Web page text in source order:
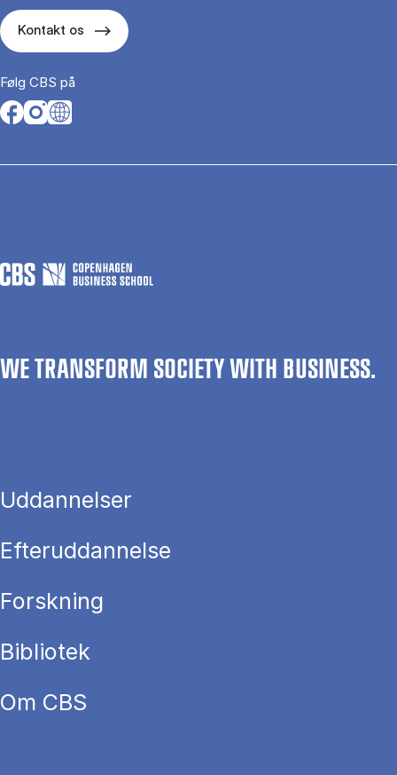
Kontakt os
Følg CBS på
Opens in a new tab
Opens in a new tab
Opens in a new tab
WE TRANSFORM SOCIETY WITH BUSINESS.
Uddannelser
Efteruddannelse
Forskning
Bibliotek
Om CBS